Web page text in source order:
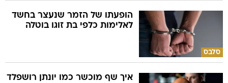
סלבס
הופעתו של הזמר שנעצר בחשד
לאלימות כלפי בת זוגו בוטלה
איך שף מוכשר כמו יונתן רושפלד